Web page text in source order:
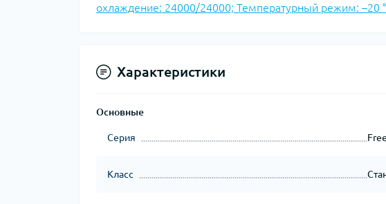
охлаждение: 24000/24000; Температурный режим: –20
Характеристики
Основные
Серия
Класс